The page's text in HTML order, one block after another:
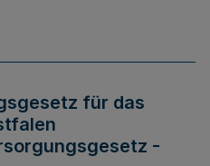
für das
-